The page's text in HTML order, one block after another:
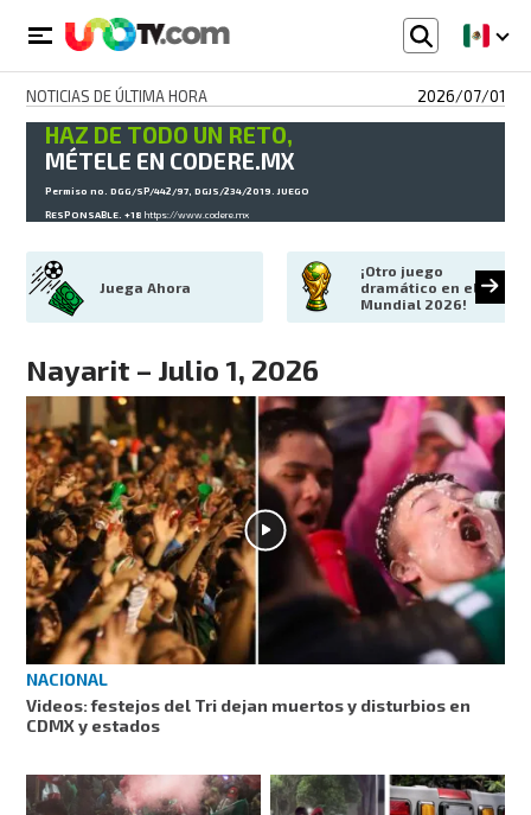
NOTICIAS DE ÚLTIMA HORA 2026/07/01
HAZ DE TODO UN RETO,
MÉTELE EN CODERE.MX
Permiso no. DGG/SP/442/97, DGJS/234/2019. JUEGO
RESPONSABLE. +18https://www.codere.mx
Juega Ahora
¡Otro juego
dramático en el
Mundial 2026!
Nayarit – Julio 1, 2026
NACIONAL
Videos: festejos del Tri dejan muertos y disturbios en
CDMX y estados